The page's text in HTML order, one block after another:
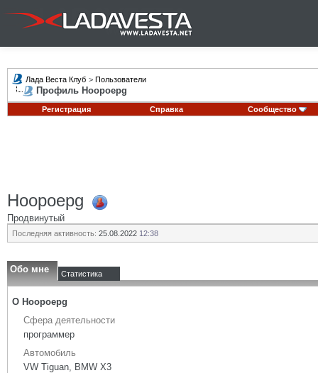
Лада Веста Клуб > Пользователи
Профиль Hoopoepg
Регистрация Справка Сообщество
Hoopoepg
Продвинутый
Последняя активность: 25.08.2022 12:38
Обо мне Статистика
О Hoopoepg
Сфера деятельности
программер
Автомобиль
VW Tiguan, BMW X3